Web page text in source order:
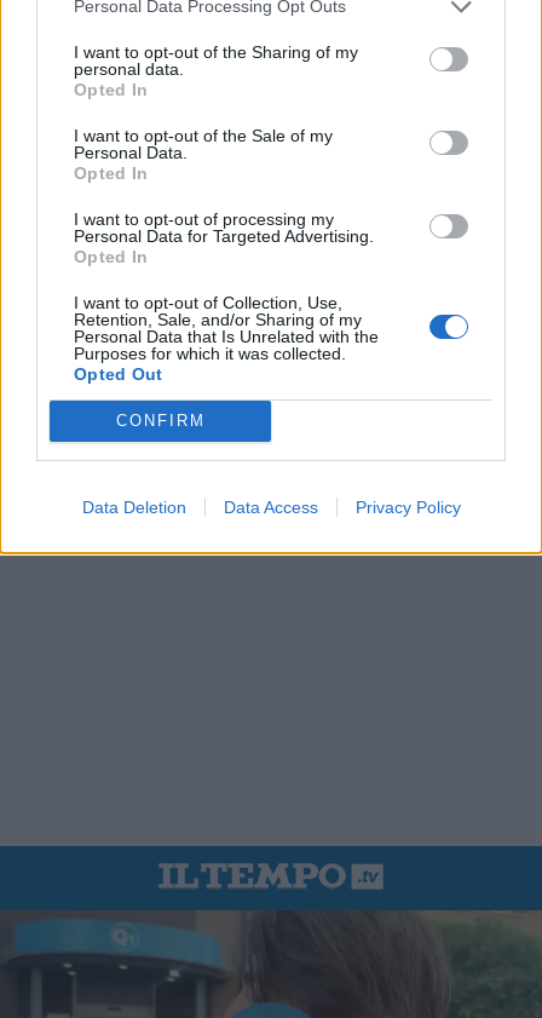
Personal Data Processing Opt Outs
I want to opt-out of the Sharing of my
personal data.
Opted In
I want to opt-out of the Sale of my
Personal Data.
Opted In
I want to opt-out of processing my
Personal Data for Targeted Advertising.
Opted In
I want to opt-out of Collection, Use,
Retention, Sale, and/or Sharing of my
Personal Data that Is Unrelated with the
Purposes for which it was collected.
Opted Out
CONFIRM
Data Deletion Data Access Privacy Policy